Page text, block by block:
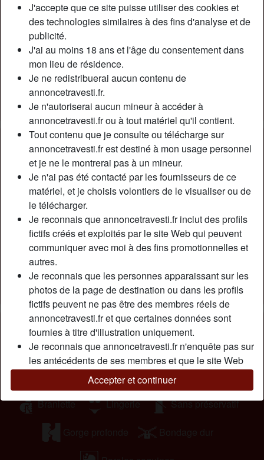
J'accepte que ce site puisse utiliser des cookies et
des technologies similaires à des fins d'analyse et de
publicité.
J'ai au moins 18 ans et l'âge du consentement dans
mon lieu de résidence.
Je ne redistribuerai aucun contenu de
annoncetravesti.fr.
Je n'autoriserai aucun mineur à accéder à
annoncetravesti.fr ou à tout matériel qu'il contient.
Tout contenu que je consulte ou télécharge sur
annoncetravesti.fr est destiné à mon usage personnel
et je ne le montrerai pas à un mineur.
Je n'ai pas été contacté par les fournisseurs de ce
matériel, et je choisis volontiers de le visualiser ou de
le télécharger.
Je reconnais que annoncetravesti.fr inclut des profils
fictifs créés et exploités par le site Web qui peuvent
communiquer avec moi à des fins promotionnelles et
autres.
Je reconnais que les personnes apparaissant sur les
photos de la page de destination ou dans les profils
fictifs peuvent ne pas être des membres réels de
annoncetravesti.fr et que certaines données sont
fournies à titre d'illustration uniquement.
Je reconnais que annoncetravesti.fr n'enquête pas sur
les antécédents de ses membres et que le site Web
ne tente pas autrement de vérifier l'exactitude des
déclarations faites par ses membres.
Accepter et continuer
Département:
Alpes-Maritimes
Sexe:
Transexuelle
Sexualité:
Relation:
Couleur des cheveux:
Brunette
Couleur des yeux:
Épilé(e):
Oui
Description
Aux yeux de certains mecs je suis grosses car j’ai des
courbes, pourtant je me considère comme plantureuse /
pulpeuse mais absolument en surpoids. Mais les gens
savent trop souvent comment être blessant… Je cherche
un amant avec qui je pourrais me dévoiler sans crainte
d’être jugée et avoir du sexe de façon régulière sans le
stress de l’engagement.
Cherche
Homme, Transexuelle, Bisexuel(le)
Tags
Massage Oral Jeu de rôle
Regarder du porno Jouets sexuels
Branlette Lingerie Sans préservatif